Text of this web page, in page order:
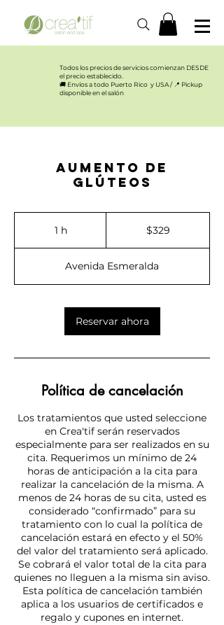
Todos los precios de servicios comienzan DESDE
el precio establecido.​
🚚 Envíos a todo Puerto Rico y USA / 📍 Pickup
disponible en el salón
Aumento de
Glúteos
1 h1 $329
Avenida Esmeralda
Reservar ahora
Política de cancelación
Los tratamientos que usted seleccione
en Crea'tif serán reservados
especialmente para ser realizados en su
cita. Requerimos un mínimo de 24
horas de anticipación a la cita para
realizar la cancelación de la misma. A
menos de 24 horas de su cita, usted es
considerado “confirmado” para su
tratamiento con lo cual la política de
cancelación estará en efecto y el 50%
del valor del tratamiento será aplicado.
Se cobrará el valor total de la cita para
quienes no lleguen a la misma sin aviso.
Esta política de cancelación también
aplica a los usuarios de certificados e
regalo y cupones en internet.